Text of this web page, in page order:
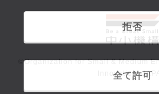
拒否
全て許可
©Organization for Small & Medium
Innovation,